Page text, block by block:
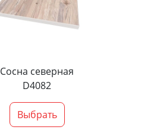
Сосна северная
D4082
Выбрать